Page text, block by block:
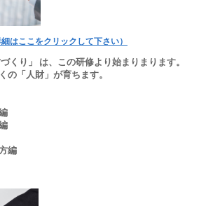
ここをクリックして下さい）
くり」 は、この研修より始まりまります。
の「人財」が育ちます。
編